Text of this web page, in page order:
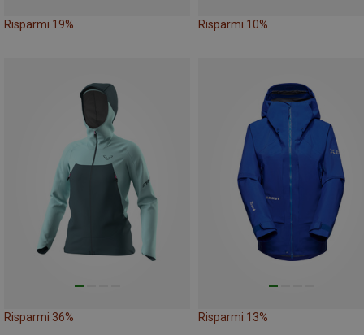
Risparmi 19% Risparmi 10%
Risparmi 36% Risparmi 13%